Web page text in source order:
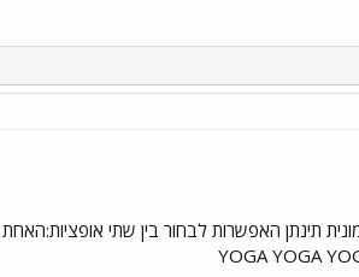
תינתן האפשרות לבחור בין שתי